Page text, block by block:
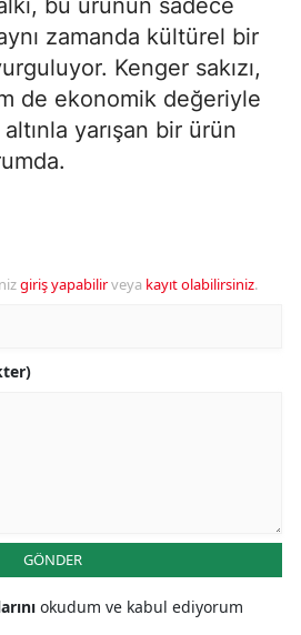
zamanda kültürel bir
Kenger sakızı,
de ekonomik değeriyle
yarışan bir ürün
giriş yapabilirveya kayıt olabilirsiniz.
GÖNDER
okudum ve kabul ediyorum